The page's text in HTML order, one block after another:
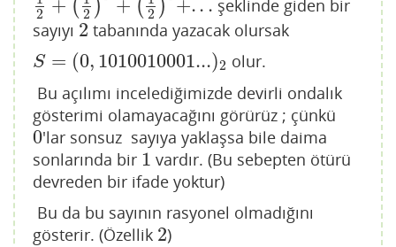
2
+ ( 2 ) + ( 2 ) +.. .
12 +(1 2 )3 +(1 2) 6+..
şeklinde giden bir
sayıyı 2
2 tabanında yazacak olursak
S = (0, 1010010001...)2
S= (0, 1010010001...)2
olur.
Bu açılımı incelediğimizde devirli ondalık
gösterimi olamayacağını görürüz ; çünkü
0
0'lar sonsuz sayıya yaklaşsa bile daima
sonlarında bir 1
1 vardır. (Bu sebepten ötürü
devreden bir ifade yoktur)
Bu da bu sayının rasyonel olmadığını
gösterir. (Özellik 2
2)